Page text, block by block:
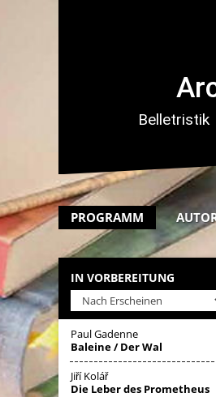
PROGRAMM
IN VORBEREITUNG
Paul Gadenne
Baleine / Der Wal
Jiří Kolář
Die Leber des Prometheus